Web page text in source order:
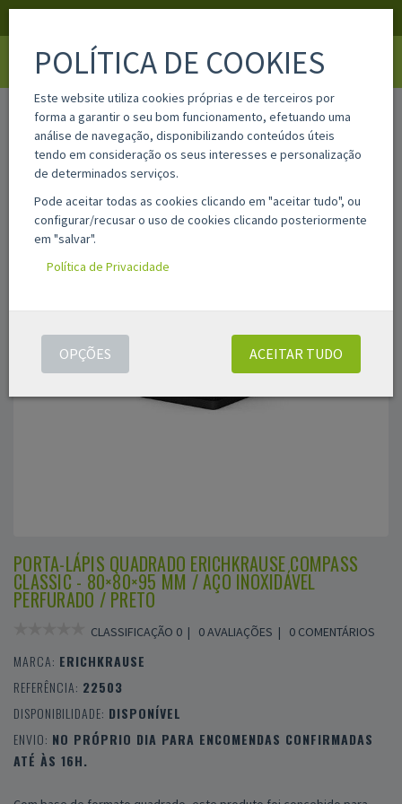
home 22503
PORTA-LÁPIS QUADRADO ERICHKRAUSE COMPASS
CLASSIC - 80×80×95 MM / AÇO INOXIDÁVEL
PERFURADO / PRETO
CLASSIFICAÇÃO 0 | 0 AVALIAÇÕES | 0 COMENTÁRIOS
MARCA: ERICHKRAUSE
REFERÊNCIA: 22503
DISPONIBILIDADE: DISPONÍVEL
ENVIO: NO PRÓPRIO DIA PARA ENCOMENDAS CONFIRMADAS
ATÉ ÀS 16H.
POLÍTICA DE COOKIES
Este website utiliza cookies próprias e de terceiros por
forma a garantir o seu bom funcionamento, efetuando uma
análise de navegação, disponibilizando conteúdos úteis
tendo em consideração os seus interesses e personalização
de determinados serviços.
Pode aceitar todas as cookies clicando em "aceitar tudo", ou
configurar/recusar o uso de cookies clicando posteriormente
em "salvar".
Política de Privacidade
ACEITAR TUDO
OPÇÕES